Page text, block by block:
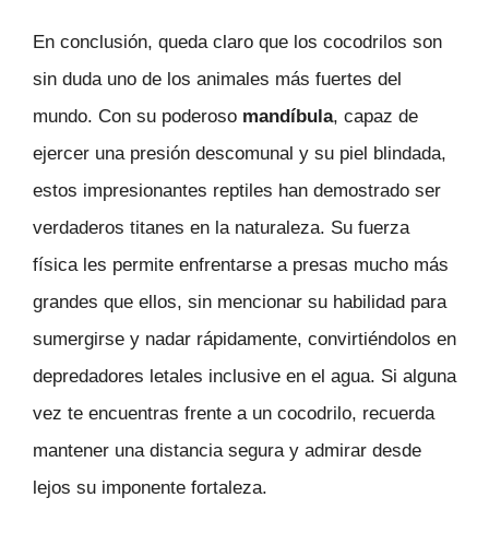
En conclusión, queda claro que los cocodrilos son
sin duda uno de los animales más fuertes del
mundo. Con su poderoso mandíbula, capaz de
ejercer una presión descomunal y su piel blindada,
estos impresionantes reptiles han demostrado ser
verdaderos titanes en la naturaleza. Su fuerza
física les permite enfrentarse a presas mucho más
grandes que ellos, sin mencionar su habilidad para
sumergirse y nadar rápidamente, convirtiéndolos en
depredadores letales inclusive en el agua. Si alguna
vez te encuentras frente a un cocodrilo, recuerda
mantener una distancia segura y admirar desde
lejos su imponente fortaleza.